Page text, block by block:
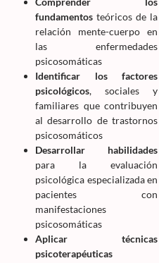
fundamentos teóricos de la
relación mente-cuerpo en
las enfermedades
psicosomáticas
Identificar los factores
psicológicos, sociales y
familiares que contribuyen
al desarrollo de trastornos
psicosomáticos
Desarrollar habilidades
para la evaluación
psicológica especializada en
pacientes con
manifestaciones
psicosomáticas
Aplicar técnicas
psicoterapéuticas